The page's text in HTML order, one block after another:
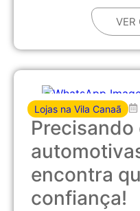
VER
Lojas na Vila Canaã
Precisando
encontra
confiança!